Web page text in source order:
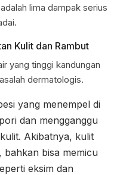
lima dampak serius
Kulit dan Rambut
yang tinggi kandungan
dermatologis.
yang menempel di
dan mengganggu
Akibatnya, kulit
bahkan bisa memicu
eksim dan